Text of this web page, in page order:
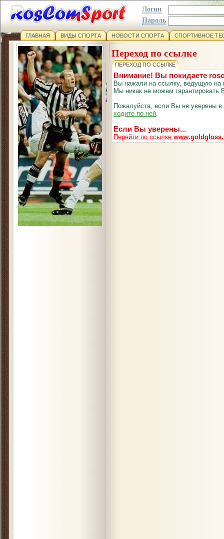
Логин
Пароль
ГЛАВНАЯ ВИДЫ СПОРТА НОВОСТИ СПОРТА СПОРТИВНОЕ
Переход по ссылке
ПЕРЕХОД ПО ССЫЛКЕ
Внимание! Вы покидаете
Вы нажали на ссылку, ведущую на
Мы никак не можем гарантировать
Пожалуйста, если Вы не уверены
ходите по ней.
Если Вы уверены...
Перейти по ссылке